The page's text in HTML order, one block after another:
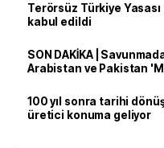
Terörsüz Türkiye
kabul edildi
SON DAKİKA |
Arabistan ve Pakistan
100 yıl sonra tarihi
üretici konuma geliyor